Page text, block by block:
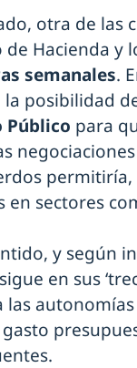
otra de las
Hacienda y
semanales.
posibilidad
Público para
en sectores
y según
en sus
las